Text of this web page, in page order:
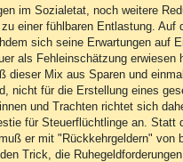
im Sozialetat, noch weitere
einer fühlbaren Entlastung. Auf
sich seine Erwartungen auf
als Fehleinschätzung erwiesen
dieser Mix aus Sparen und
nicht für die Erstellung eines
und Trachten richtet sich
für Steuerflüchtlinge an. Statt
er mit "Rückkehrgeldern" von
Trick, die